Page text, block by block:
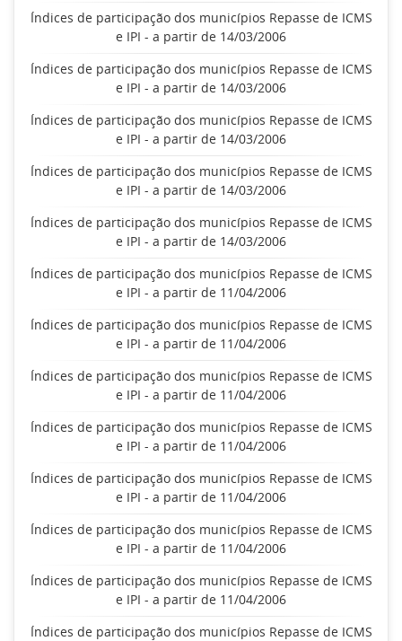
Índices de participação dos municípios Repasse de ICMS
e IPI - a partir de 14/03/2006
Índices de participação dos municípios Repasse de ICMS
e IPI - a partir de 14/03/2006
Índices de participação dos municípios Repasse de ICMS
e IPI - a partir de 14/03/2006
Índices de participação dos municípios Repasse de ICMS
e IPI - a partir de 14/03/2006
Índices de participação dos municípios Repasse de ICMS
e IPI - a partir de 14/03/2006
Índices de participação dos municípios Repasse de ICMS
e IPI - a partir de 11/04/2006
Índices de participação dos municípios Repasse de ICMS
e IPI - a partir de 11/04/2006
Índices de participação dos municípios Repasse de ICMS
e IPI - a partir de 11/04/2006
Índices de participação dos municípios Repasse de ICMS
e IPI - a partir de 11/04/2006
Índices de participação dos municípios Repasse de ICMS
e IPI - a partir de 11/04/2006
Índices de participação dos municípios Repasse de ICMS
e IPI - a partir de 11/04/2006
Índices de participação dos municípios Repasse de ICMS
e IPI - a partir de 11/04/2006
Índices de participação dos municípios Repasse de ICMS